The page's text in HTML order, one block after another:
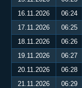
16.11.2026
06:24
17.11.2026
06:25
18.11.2026
06:26
19.11.2026
06:27
20.11.2026
06:28
21.11.2026
06:29